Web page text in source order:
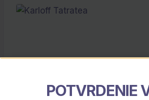
POTVRDENIE